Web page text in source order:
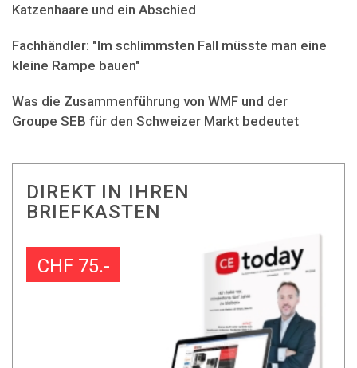
Katzenhaare und ein Abschied
Fachhändler: "Im schlimmsten Fall müsste man eine
kleine Rampe bauen"
Was die Zusammenführung von WMF und der
Groupe SEB für den Schweizer Markt bedeutet
DIREKT IN IHREN
BRIEFKASTEN
CHF 75.-